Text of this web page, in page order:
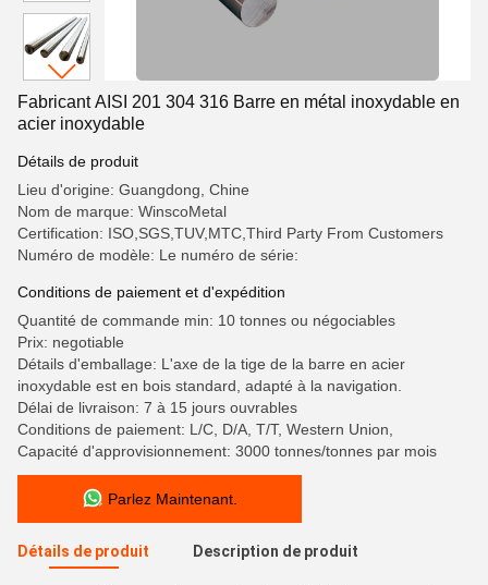
Fabricant AISI 201 304 316 Barre en métal inoxydable en
acier inoxydable
Détails de produit
Lieu d'origine: Guangdong, Chine
Nom de marque: WinscoMetal
Certification: ISO,SGS,TUV,MTC,Third Party From Customers
Numéro de modèle: Le numéro de série:
Conditions de paiement et d'expédition
Quantité de commande min: 10 tonnes ou négociables
Prix: negotiable
Détails d'emballage: L'axe de la tige de la barre en acier
inoxydable est en bois standard, adapté à la navigation.
Délai de livraison: 7 à 15 jours ouvrables
Conditions de paiement: L/C, D/A, T/T, Western Union,
Capacité d'approvisionnement: 3000 tonnes/tonnes par mois
Parlez Maintenant.
Détails de produit Description de produit